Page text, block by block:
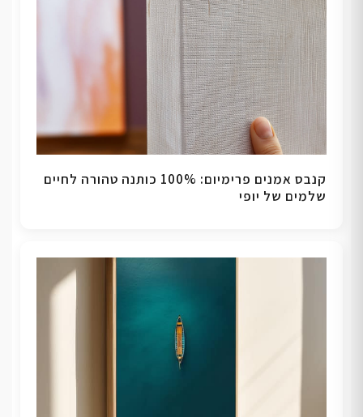
קנבס אמנים פרימיום: 100% כותנה טהורה לחיים
שלמים של יופי